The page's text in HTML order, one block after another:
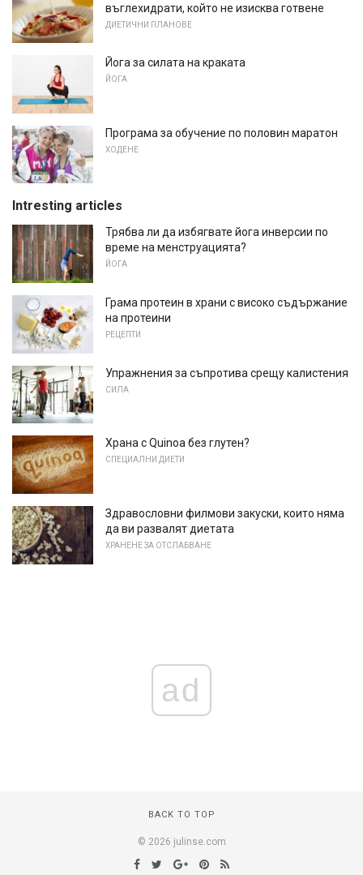
въглехидрати, който не изисква готвене
ДИЕТИЧНИ ПЛАНОВЕ
Йога за силата на краката
ЙОГА
Програма за обучение по половин маратон
ХОДЕНЕ
Intresting articles
Трябва ли да избягвате йога инверсии по
време на менструацията?
ЙОГА
Грама протеин в храни с високо съдържание
на протеини
РЕЦЕПТИ
Упражнения за съпротива срещу калистения
СИЛА
Храна с Quinoa без глутен?
СПЕЦИАЛНИ ДИЕТИ
Здравословни филмови закуски, които няма
да ви развалят диетата
ХРАНЕНЕ ЗА ОТСЛАБВАНЕ
ad
BACK TO TOP
© 2026 julinse.com